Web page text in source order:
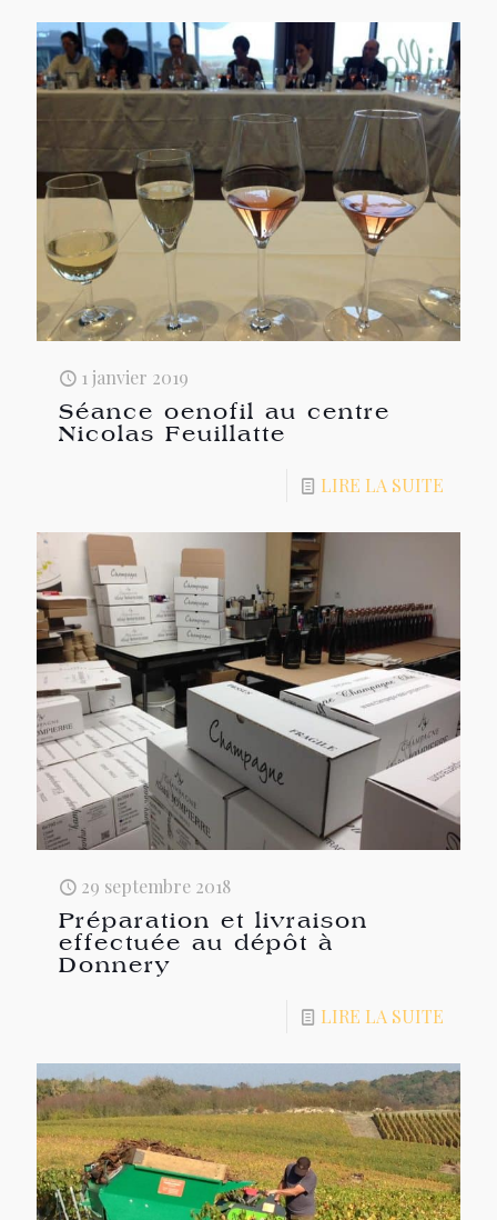
1 janvier 2019
Séance oenofil au centre
Nicolas Feuillatte
LIRE LA SUITE
29 septembre 2018
Préparation et livraison
effectuée au dépôt à
Donnery
LIRE LA SUITE